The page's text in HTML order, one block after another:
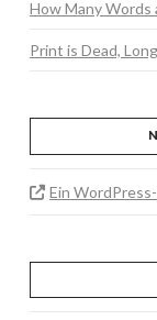
How Many Words
Print is Dead,
Ein